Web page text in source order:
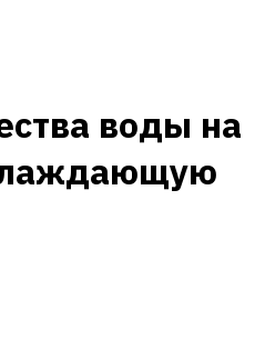
воды на